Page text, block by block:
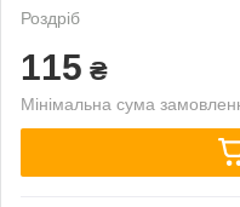
Роздріб
115 ₴
Мінімальна сума